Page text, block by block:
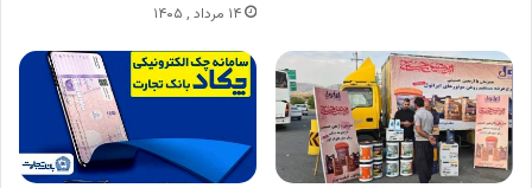
۱۴ مرداد , ۱۴۰۵